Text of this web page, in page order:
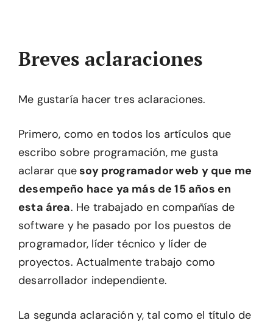
Breves aclaraciones
Me gustaría hacer tres aclaraciones.
Primero, como en todos los artículos que
escribo sobre programación, me gusta
aclarar quesoy programador web y que me
desempeño hace ya más de 15 años en
esta área. He trabajado en compañías de
software y he pasado por los puestos de
programador, líder técnico y líder de
proyectos. Actualmente trabajo como
desarrollador independiente.
La segunda aclaración y, tal como el título de